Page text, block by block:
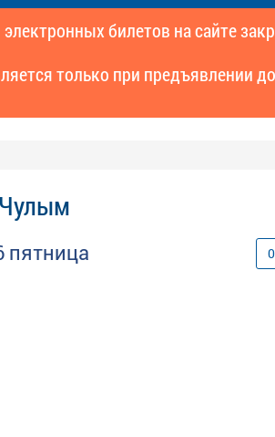
билетов на сайте
только при предъявлении
пятница